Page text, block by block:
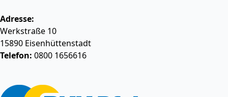
Adresse:
Werkstraße 10
15890 Eisenhüttenstadt
Telefon: 0800 1656616